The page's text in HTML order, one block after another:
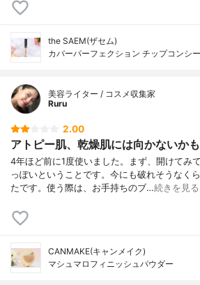
the SAEM(ザセム)
カバーパーフェクション チップコンシ
美容ライター / コスメ収集家
Ruru
2.00
アトピー肌、乾燥肌には向かないかも
4年ほど前に1度使いました。まず、開けてみ
っぽいということです。今にも破れそうなく
たです。使う際は、お手持ちのブ…続きを見る
CANMAKE(キャンメイク)
マシュマロフィニッシュパウダー